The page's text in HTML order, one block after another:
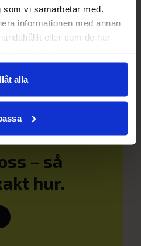
vi samarbetar med.
informationen med annan
eller som de har
alla kan
din
– så
hur.